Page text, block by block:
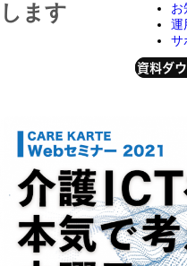
お
運
サ
資料ダ
します